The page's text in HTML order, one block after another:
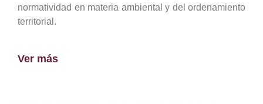
normatividad en materia ambiental y del ordenamiento
territorial.
Ver más